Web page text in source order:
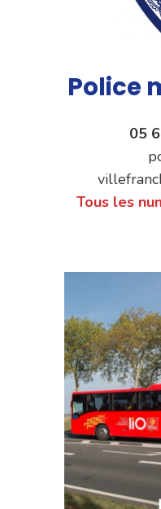
Police
05
Tous les